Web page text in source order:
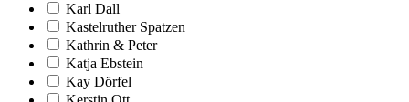
Karl Dall
Kastelruther Spatzen
Kathrin & Peter
Katja Ebstein
Kay Dörfel